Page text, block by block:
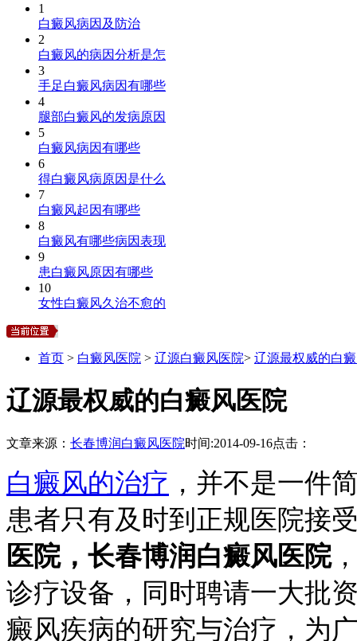
1
白癜风病因及防治
2
白癜风的病因分析是怎
3
手足白癜风病因有哪些
4
腿部白癜风的发病原因
5
白癜风病因有哪些
6
得白癜风病原因是什么
7
白癜风起因有哪些
8
白癜风有哪些病因表现
9
患白癜风原因有哪些
10
女性白癜风久治不愈的
首页 > 白癜风医院 > 辽源白癜风医院> 辽源最权威的白
辽源最权威的白癜风医院
文章来源： 长春博润白癜风医院时间:2014-09-16点击：
白癜风的治疗 ，并不是一件
患者只有及时到正规医院接
医院，长春博润白癜风医院
诊疗设备，同时聘请一大批
癜风疾病的研究与治疗，为